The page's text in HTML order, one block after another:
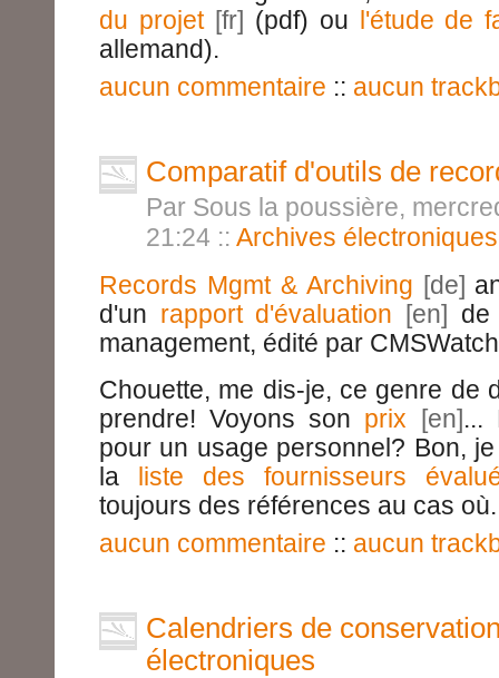
du projet
(pdf) ou
l'étude de
allemand).
aucun commentaire :: aucun
Comparatif d'outils de
Par Sous la poussière,
21:24 :: Archives électroniques
Records Mgmt & Archiving
d'un rapport d'évaluation
de
management, édité par
Chouette, me dis-je, ce genre de
prendre! Voyons son prix
...
pour un usage personnel? Bon,
la
liste des fournisseurs
toujours des références au cas où.
aucun commentaire :: aucun
Calendriers de
électroniques